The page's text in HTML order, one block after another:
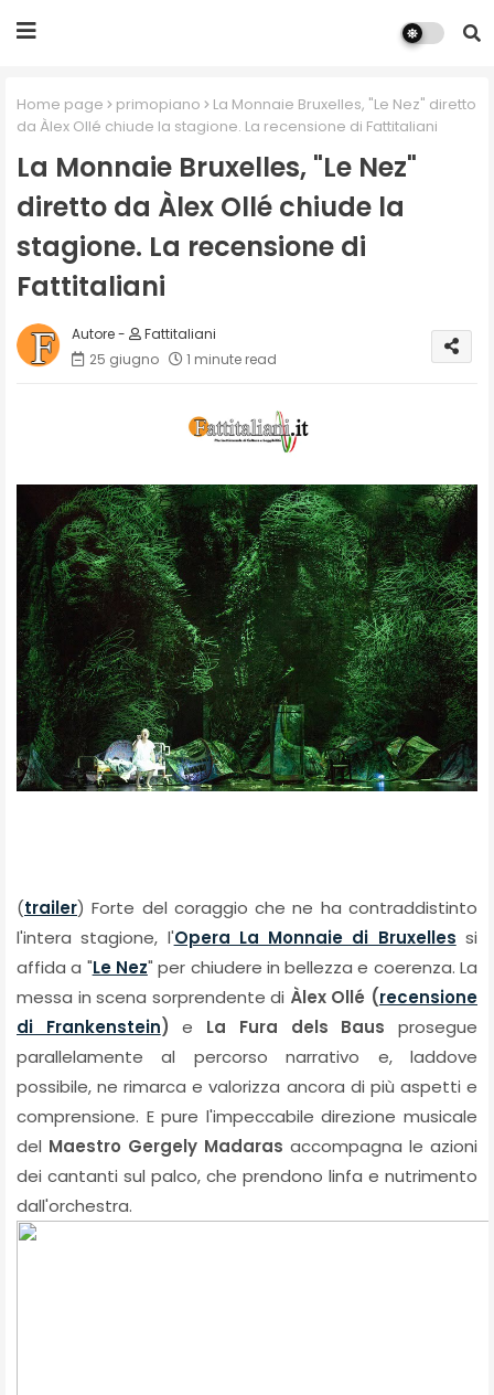
Home page primopiano
La Monnaie Bruxelles, "Le Nez" diretto
da Àlex Ollé chiude la stagione. La recensione di Fattitaliani
La Monnaie Bruxelles, "Le Nez"
diretto da Àlex Ollé chiude la
stagione. La recensione di
Fattitaliani
Fattitaliani
25 giugno
1 minute read
(trailer) Forte del coraggio che ne ha contraddistinto
l'intera stagione, l'Opera La Monnaie di Bruxelles si
affida a "Le Nez" per chiudere in bellezza e coerenza.La
messa in scena sorprendente di Àlex Ollé (recensione
di Frankenstein)e La Fura dels Baus prosegue
parallelamente al percorso narrativo e, laddove
possibile, ne rimarca e valorizza ancora di più aspetti e
comprensione. E pure l'impeccabile direzione musicale
del Maestro Gergely Madaras accompagna le azioni
dei cantanti sul palco, che prendono linfa e nutrimento
dall'orchestra.